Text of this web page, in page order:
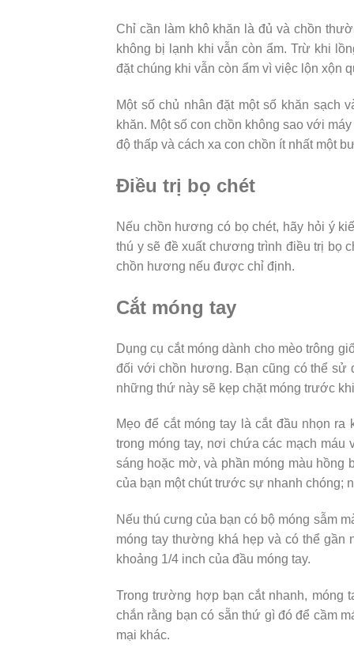
Chỉ cần làm khô khăn là đủ và chồn
không bị lạnh khi vẫn còn ẩm. Trừ khi
đặt chúng khi vẫn còn ẩm vì việc lộn xộn
Một số chủ nhân đặt một số khăn sạch
khăn. Một số con chồn không sao với
độ thấp và cách xa con chồn ít nhất một
Điều trị bọ chét
Nếu chồn hương có bọ chét, hãy hỏi ý
thú y sẽ đề xuất chương trình điều trị bọ
chồn hương nếu được chỉ định.
Cắt móng tay
Dụng cụ cắt móng dành cho mèo trông
đối với chồn hương. Bạn cũng có thể sử
những thứ này sẽ kẹp chặt móng trước
Mẹo để cắt móng tay là cắt đầu nhọn
trong móng tay, nơi chứa các mạch máu
sáng hoặc mờ, và phần móng màu hồng
của bạn một chút trước sự nhanh chóng;
Nếu thú cưng của bạn có bộ móng sẫm
móng tay thường khá hẹp và có thể
khoảng 1/4 inch của đầu móng tay.
Trong trường hợp bạn cắt nhanh, móng
chắn rằng bạn có sẵn thứ gì đó để cầm
mại khác.